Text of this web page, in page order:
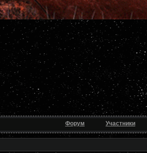
Форум Участники